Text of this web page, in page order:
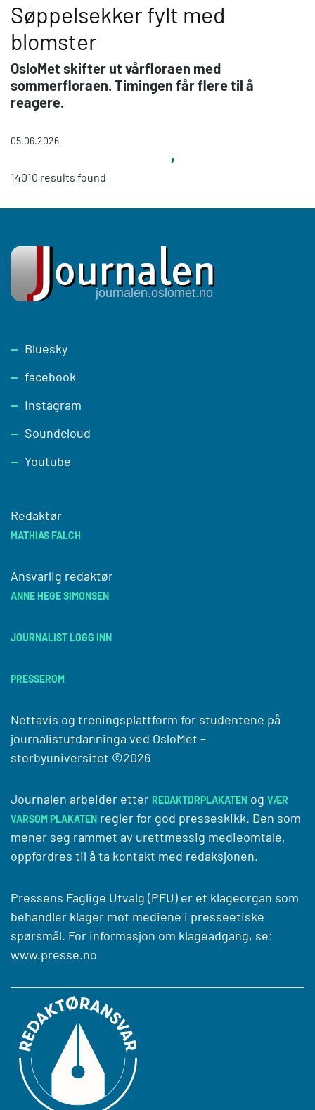
Søppelsekker fylt med
blomster
OsloMet skifter ut vårfloraen med
sommerfloraen. Timingen får flere til å
reagere.
05.06.2026
14010 results found
Footer
Bluesky
facebook
Instagram
Soundcloud
Youtube
Redaktør
MATHIAS FALCH
Ansvarlig redaktør
ANNE HEGE SIMONSEN
JOURNALIST LOGG INN
PRESSEROM
Nettavis og treningsplattform for studentene på
journalistutdanninga ved OsloMet –
storbyuniversitet ©2026
Journalen arbeider etter REDAKTØRPLAKATEN og VÆR
VARSOM PLAKATEN regler for god presseskikk. Den som
mener seg rammet av urettmessig medieomtale,
oppfordres til å ta kontakt med redaksjonen.
Pressens Faglige Utvalg (PFU) er et klageorgan som
behandler klager mot mediene i presseetiske
spørsmål. For informasjon om klageadgang, se:
www.presse.no